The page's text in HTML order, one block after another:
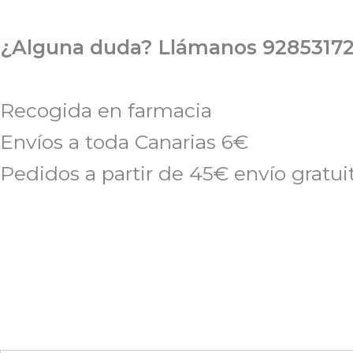
al
¿Alguna duda? Llámanos
Recogida en farmacia
Envíos a toda Canarias 6€
Pedidos a partir de 45€ envío